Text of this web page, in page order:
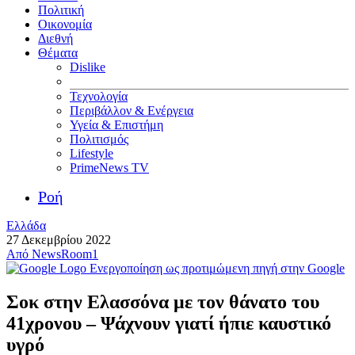
Πολιτική
Οικονομία
Διεθνή
Θέματα
Dislike
Τεχνολογία
Περιβάλλον & Ενέργεια
Υγεία & Επιστήμη
Πολιτισμός
Lifestyle
PrimeNews TV
Ροή
Ελλάδα
27 Δεκεμβρίου 2022
Από NewsRoom1
Ενεργοποίηση ως προτιμώμενη πηγή στην Google
Σοκ στην Ελασσόνα με τον θάνατο του
41χρονου – Ψάχνουν γιατί ήπιε καυστικό
υγρό